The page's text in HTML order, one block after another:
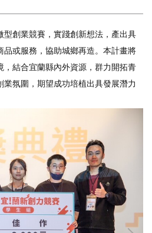
型創業競賽，實踐創新想法，產出具
品或服務，協助城鄉再造。本計畫將
，結合宜蘭縣內外資源，群力開拓青
氛圍，期望成功培植出具發展潛力